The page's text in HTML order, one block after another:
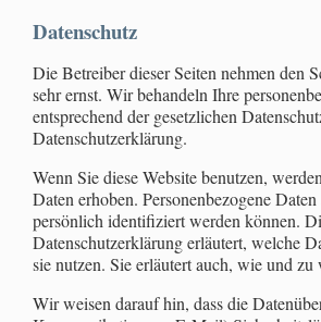
Datenschutz
Die Betreiber dieser Seiten nehmen den
sehr ernst. Wir behandeln Ihre
entsprechend der gesetzlichen
Datenschutzerklärung.
Wenn Sie diese Website benutzen,
Daten erhoben. Personenbezogene
persönlich identifiziert werden können.
Datenschutzerklärung erläutert, welche
sie nutzen. Sie erläutert auch, wie und
Wir weisen darauf hin, dass die